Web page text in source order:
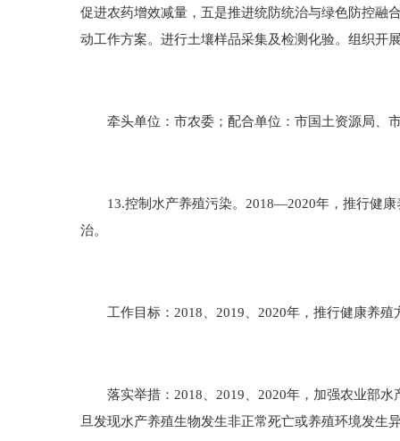
促进农药增效减量，五是推进统防统治与绿色防控融
动工作方案。进行土壤样品采集及检测化验。组织开
牵头单位：市农委；配合单位：市国土资源局、
13.控制水产养殖污染。2018—2020年，推行健康
治。
工作目标：2018、2019、2020年，推行健康养殖
落实举措：2018、2019、2020年，加强农业部水
旦发现水产养殖生物发生非正常死亡或养殖环境发生